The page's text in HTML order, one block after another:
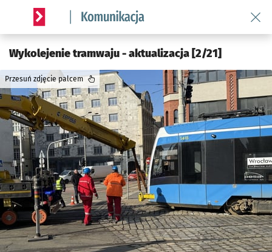
Serwis informacyjny wroclaw.pl podserwis: Komunikacja
Wykolejenie tramwaju - aktualizacja [2/21]
Przesuń zdjęcie palcem